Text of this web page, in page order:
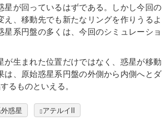
が回っているはずである。しかし今回の
、移動先でも新たなリングを作りうるよ
系円盤の多くは、今回のシミュレーショ
生まれた位置だけではなく、惑星が移動
、原始惑星系円盤の外側から内側へとダ
るものといえる。
惑星 アテルイII